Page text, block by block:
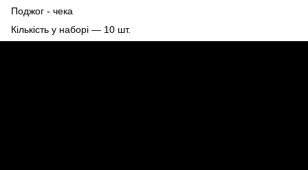
Поджог - чека
Кількість у наборі — 10 шт.